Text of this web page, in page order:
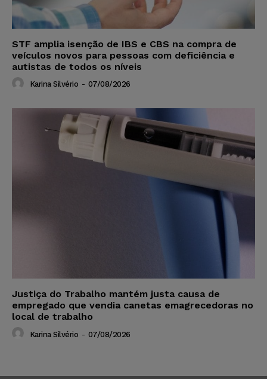
STF amplia isenção de IBS e CBS na compra de
veículos novos para pessoas com deficiência e
autistas de todos os níveis
Karina Silvério - 07/08/2026
Justiça do Trabalho mantém justa causa de
empregado que vendia canetas emagrecedoras no
local de trabalho
Karina Silvério - 07/08/2026